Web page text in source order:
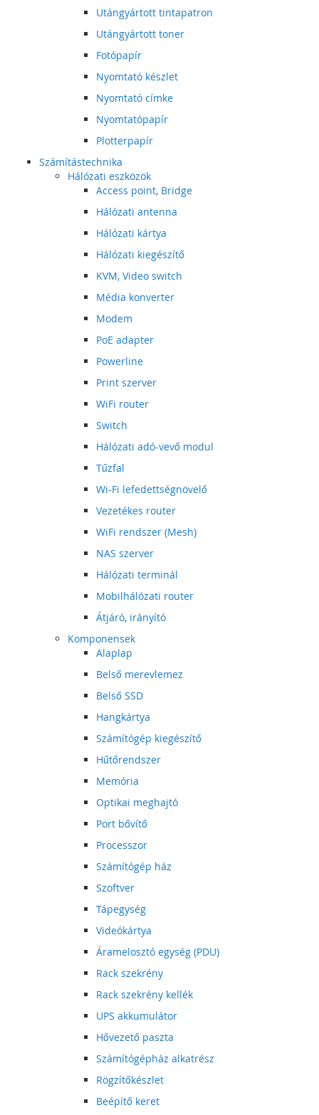
Utángyártott tintapatron
Utángyártott toner
Fotópapír
Nyomtató készlet
Nyomtató címke
Nyomtatópapír
Plotterpapír
Számítástechnika
Hálózati eszközök
Access point, Bridge
Hálózati antenna
Hálózati kártya
Hálózati kiegészítő
KVM, Video switch
Média konverter
Modem
PoE adapter
Powerline
Print szerver
WiFi router
Switch
Hálózati adó-vevő modul
Tűzfal
Wi-Fi lefedettségnövelő
Vezetékes router
WiFi rendszer (Mesh)
NAS szerver
Hálózati terminál
Mobilhálózati router
Átjáró, irányító
Komponensek
Alaplap
Belső merevlemez
Belső SSD
Hangkártya
Számítógép kiegészítő
Hűtőrendszer
Memória
Optikai meghajtó
Port bővítő
Processzor
Számítógép ház
Szoftver
Tápegység
Videókártya
Áramelosztó egység (PDU)
Rack szekrény
Rack szekrény kellék
UPS akkumulátor
Hővezető paszta
Számítógépház alkatrész
Rögzítőkészlet
Beépítő keret